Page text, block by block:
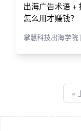
出海广告术语 +
怎么用才赚钱？
掌慧科技出海学
«